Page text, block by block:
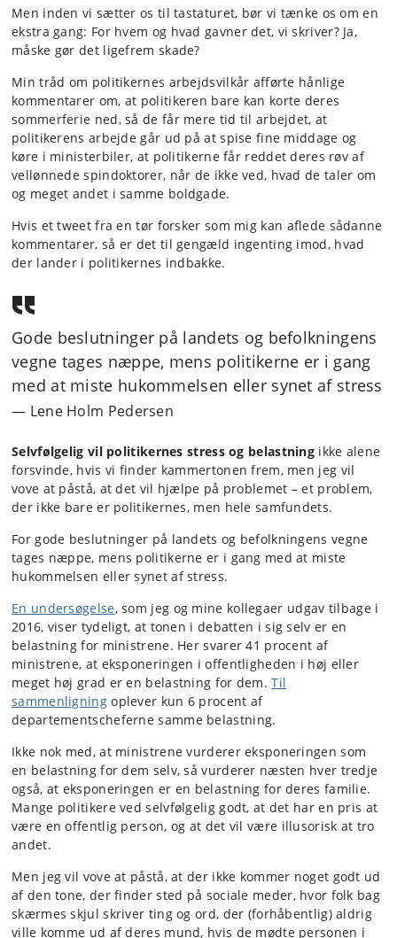
Men inden vi sætter os til tastaturet, bør vi tænke os om en
ekstra gang: For hvem og hvad gavner det, vi skriver? Ja,
måske gør det ligefrem skade?
Min tråd om politikernes arbejdsvilkår afførte hånlige
kommentarer om, at politikeren bare kan korte deres
sommerferie ned, så de får mere tid til arbejdet, at
politikerens arbejde går ud på at spise fine middage og
køre i ministerbiler, at politikerne får reddet deres røv af
vellønnede spindoktorer, når de ikke ved, hvad de taler om
og meget andet i samme boldgade.
Hvis et tweet fra en tør forsker som mig kan aflede sådanne
kommentarer, så er det til gengæld ingenting imod, hvad
der lander i politikernes indbakke.
Gode beslutninger på landets og befolkningens
vegne tages næppe, mens politikerne er i gang
med at miste hukommelsen eller synet af stress
Lene Holm Pedersen
Selvfølgelig vil politikernes stress og belastning ikke alene
forsvinde, hvis vi finder kammertonen frem, men jeg vil
vove at påstå, at det vil hjælpe på problemet – et problem,
der ikke bare er politikernes, men hele samfundets.
For gode beslutninger på landets og befolkningens vegne
tages næppe, mens politikerne er i gang med at miste
hukommelsen eller synet af stress.
En undersøgelse, som jeg og mine kollegaer udgav tilbage i
2016, viser tydeligt, at tonen i debatten i sig selv er en
belastning for ministrene. Her svarer 41 procent af
ministrene, at eksponeringen i offentligheden i høj eller
meget høj grad er en belastning for dem.Til
sammenligningoplever kun 6 procent af
departementscheferne samme belastning.
Ikke nok med, at ministrene vurderer eksponeringen som
en belastning for dem selv, så vurderer næsten hver tredje
også, at eksponeringen er en belastning for deres familie.
Mange politikere ved selvfølgelig godt, at det har en pris at
være en offentlig person, og at det vil være illusorisk at tro
andet.
Men jeg vil vove at påstå, at der ikke kommer noget godt ud
af den tone, der finder sted på sociale meder, hvor folk bag
skærmes skjul skriver ting og ord, der (forhåbentlig) aldrig
ville komme ud af deres mund, hvis de mødte personen i